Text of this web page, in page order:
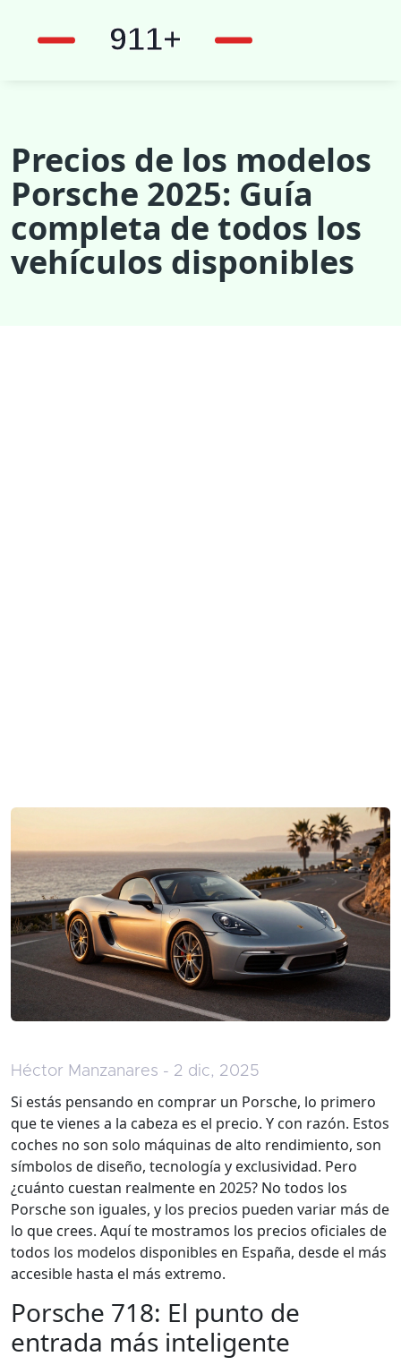
Precios de los modelos
Porsche 2025: Guía
completa de todos los
vehículos disponibles
Héctor Manzanares - 2 dic, 2025
Si estás pensando en comprar un Porsche, lo primero
que te vienes a la cabeza es el precio. Y con razón. Estos
coches no son solo máquinas de alto rendimiento, son
símbolos de diseño, tecnología y exclusividad. Pero
¿cuánto cuestan realmente en 2025? No todos los
Porsche son iguales, y los precios pueden variar más de
lo que crees. Aquí te mostramos los precios oficiales de
todos los modelos disponibles en España, desde el más
accesible hasta el más extremo.
Porsche 718: El punto de
entrada más inteligente